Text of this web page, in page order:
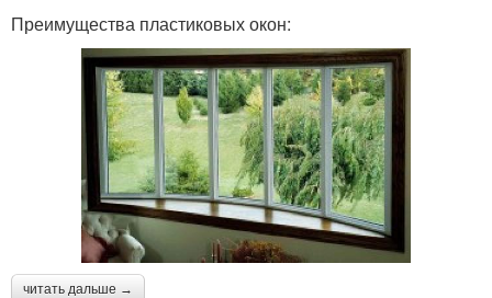
Преимущества пластиковых окон:
читать дальше →